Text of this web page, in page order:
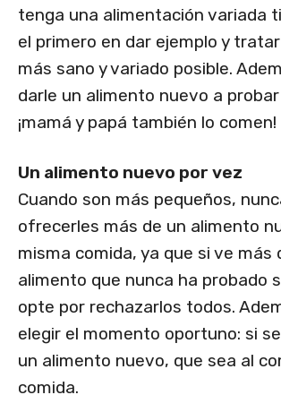
tenga una alimentación variada
el primero en dar ejemplo y
más sano y variado posible.
darle un alimento nuevo a
¡mamá y papá también lo comen!
Un alimento nuevo por vez
Cuando son más pequeños,
ofrecerles más de un alimento
misma comida, ya que si ve más
alimento que nunca ha probado
opte por rechazarlos todos.
elegir el momento oportuno: si
un alimento nuevo, que sea al
comida.